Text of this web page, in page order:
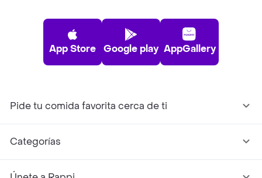
App Store Google play AppGallery
Pide tu comida favorita cerca de ti
Categorías